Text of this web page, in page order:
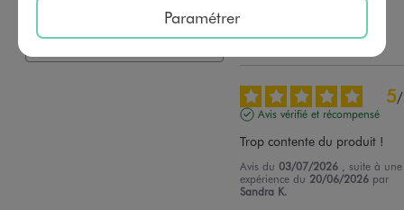
Utile(0) Signaler
5/
Avis vérifié et récompensé
Trop contente du produit !
Avis du03/07/2026
, suite à une
expérience du 20/06/2026 par
Sandra K.
Paramétrer